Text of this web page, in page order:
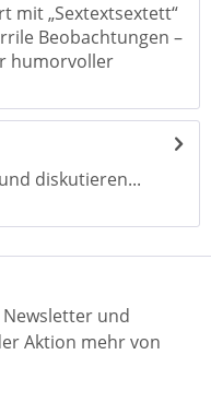
mit „Sextextsextett“
Beobachtungen –
humorvoller
diskutieren...
und
Aktion mehr von